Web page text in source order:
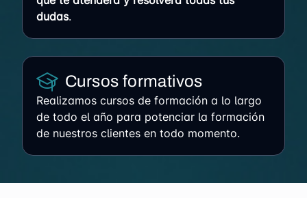
dudas.
Cursos formativos
Realizamos cursos de formación a lo largo
de todo el año para potenciar la formación
de nuestros clientes en todo momento.